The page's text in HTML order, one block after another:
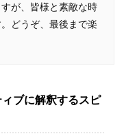
が、皆様と素敵な時
どうぞ、最後まで楽
ブに解釈するスピ